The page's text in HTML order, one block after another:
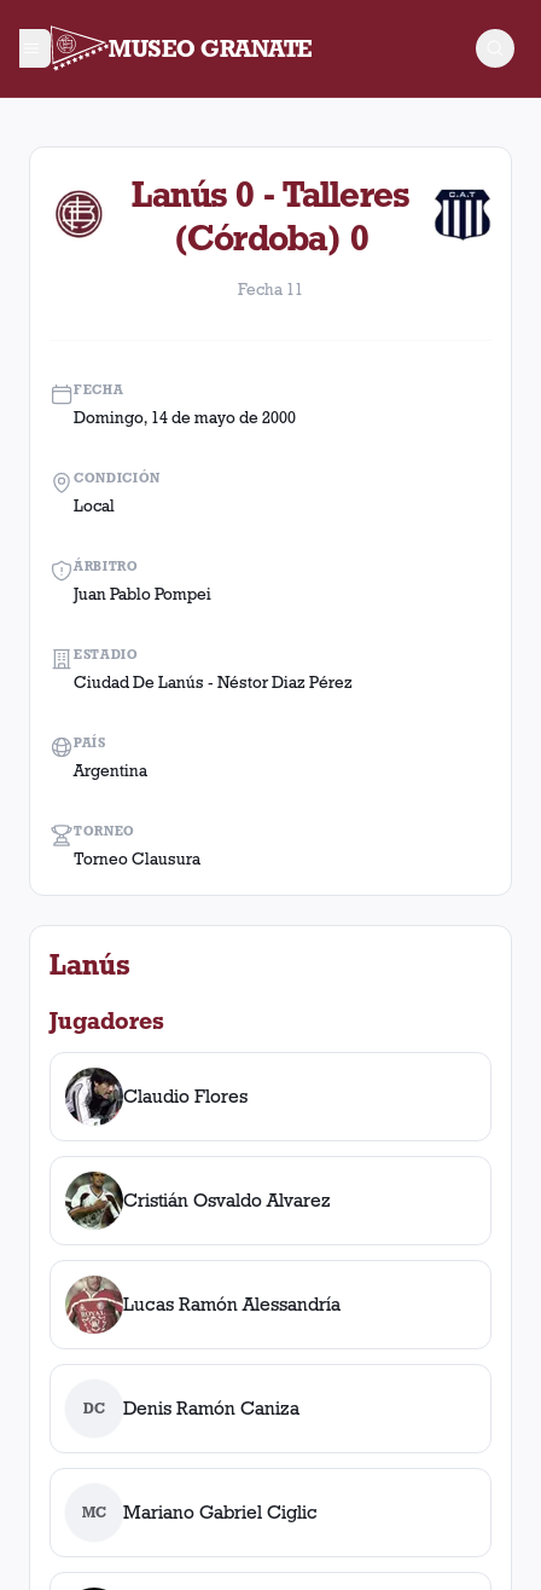
MUSEO GRANATE
Fecha 11. Partido entre Lanús y Talleres (Córdoba)
Lanús 0 - Talleres
(Córdoba) 0
Fecha 11
FECHA
Domingo, 14 de mayo de 2000
ÁRBITRO
Juan Pablo Pompei
TORNEO
Torneo Clausura
CONDICIÓN
Local
ESTADIO
Ciudad De Lanús - Néstor Diaz Pérez
PAÍS
Argentina
Lanús
Jugadores
Claudio Flores
Cristián Osvaldo Alvarez
Lucas Ramón Alessandría
DC Denis Ramón Caniza
MC Mariano Gabriel Ciglic